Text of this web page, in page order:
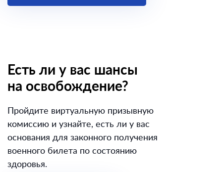
Есть ли у вас шансы
на освобождение?
Пройдите виртуальную призывную
комиссию и узнайте, есть ли у вас
основания для законного получения
военного билета по состоянию
здоровья.